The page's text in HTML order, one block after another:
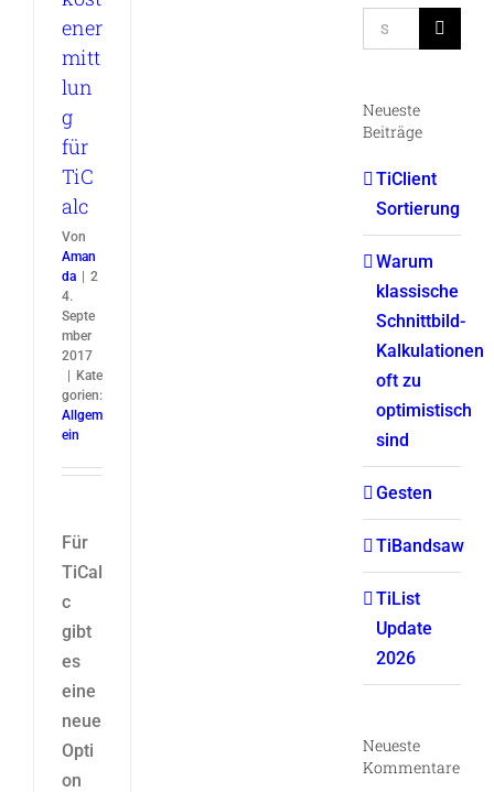
ener
mitt
lun
g
für
TiC
alc
Von
Aman
da
2
4.
Septe
mber
2017
Kate
gorien:
Allgem
ein
Für
TiCal
c
gibt
es
eine
neue
Opti
on
Suche
nach:
Neueste
Beiträge
TiClient
Sortierung
Warum
klassische
Schnittbild-
Kalkulationen
oft zu
optimistisch
sind
Gesten
TiBandsaw
TiList
Update
2026
Neueste
Kommentare